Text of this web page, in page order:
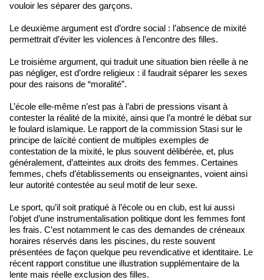
vouloir les séparer des garçons.
Le deuxième argument est d’ordre social : l’absence de mixité
permettrait d’éviter les violences à l’encontre des filles.
Le troisième argument, qui traduit une situation bien réelle à ne
pas négliger, est d’ordre religieux : il faudrait séparer les sexes
pour des raisons de “moralité”.
L’école elle-même n’est pas à l’abri de pressions visant à
contester la réalité de la mixité, ainsi que l’a montré le débat sur
le foulard islamique. Le rapport de la commission Stasi sur le
principe de laïcité contient de multiples exemples de
contestation de la mixité, le plus souvent délibérée, et, plus
généralement, d’atteintes aux droits des femmes. Certaines
femmes, chefs d’établissements ou enseignantes, voient ainsi
leur autorité contestée au seul motif de leur sexe.
Le sport, qu’il soit pratiqué à l’école ou en club, est lui aussi
l’objet d’une instrumentalisation politique dont les femmes font
les frais. C’est notamment le cas des demandes de créneaux
horaires réservés dans les piscines, du reste souvent
présentées de façon quelque peu revendicative et identitaire. Le
récent rapport constitue une illustration supplémentaire de la
lente mais réelle exclusion des filles.